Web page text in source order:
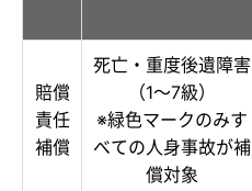
賠償
責任
補償
死亡・重度後遺障害
（1～7級）
※緑色マークのみす
べての人身事故が補
償対象